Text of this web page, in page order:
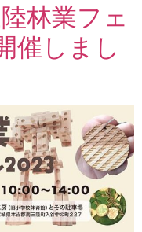
林業フェ
催しまし